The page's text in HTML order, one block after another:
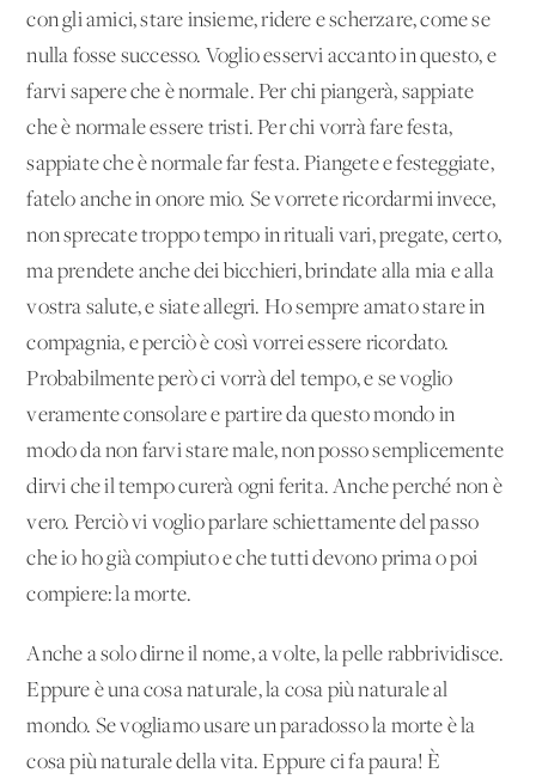
con gli amici, stare insieme, ridere e scherzare, come se
nulla fosse successo. Voglio esservi accanto in questo, e
farvi sapere che è normale. Per chi piangerà, sappiate
che è normale essere tristi. Per chi vorrà fare festa,
sappiate che è normale far festa. Piangete e festeggiate,
fatelo anche in onore mio. Se vorrete ricordarmi invece,
non sprecate troppo tempo in rituali vari, pregate, certo,
ma prendete anche dei bicchieri, brindate alla mia e alla
vostra salute, e siate allegri. Ho sempre amato stare in
compagnia, e perciò è così vorrei essere ricordato.
Probabilmente però ci vorrà del tempo, e se voglio
veramente consolare e partire da questo mondo in
modo da non farvi stare male, non posso semplicemente
dirvi che il tempo curerà ogni ferita. Anche perché non è
vero. Perciò vi voglio parlare schiettamente del passo
che io ho già compiuto e che tutti devono prima o poi
compiere: la morte.
Anche a solo dirne il nome, a volte, la pelle rabbrividisce.
Eppure è una cosa naturale, la cosa più naturale al
mondo. Se vogliamo usare un paradosso la morte è la
cosa più naturale della vita. Eppure ci fa paura! È